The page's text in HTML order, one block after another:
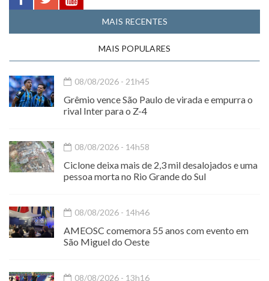
MAIS RECENTES
MAIS POPULARES
08/08/2026 - 21h45
Grêmio vence São Paulo de virada e empurra o
rival Inter para o Z-4
08/08/2026 - 14h58
Ciclone deixa mais de 2,3 mil desalojados e uma
pessoa morta no Rio Grande do Sul
08/08/2026 - 14h46
AMEOSC comemora 55 anos com evento em
São Miguel do Oeste
08/08/2026 - 13h16